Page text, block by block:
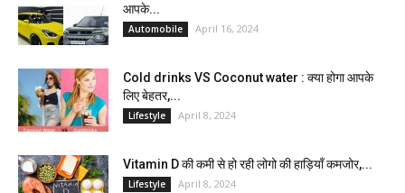
आपके...
Automobile April 16, 2024
Cold drinks VS Coconut water : क्या होगा आपके
लिए बेहतर,...
Lifestyle April 8, 2024
Vitamin D की कमी से हो रही लोगो की हाड़ियाँ कमजोर,...
Lifestyle April 8, 2024